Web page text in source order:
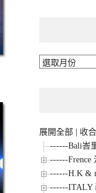
彙
展開全部
收
------Bali峇
------Frence
------H.K &
------ITALY